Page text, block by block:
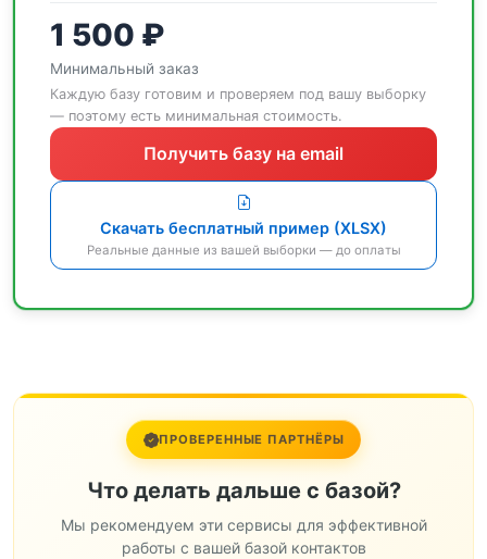
1 500 ₽
Минимальный заказ
Каждую базу готовим и проверяем под вашу выборку
— поэтому есть минимальная стоимость.
Получить базу на email
Скачать бесплатный пример (XLSX)
Реальные данные из вашей выборки — до оплаты
ПРОВЕРЕННЫЕ ПАРТНЁРЫ
Что делать дальше с базой?
Мы рекомендуем эти сервисы для эффективной
работы с вашей базой контактов